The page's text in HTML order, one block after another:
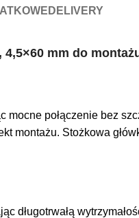
DELIVERY
mm do
połączenie bez
Stożkowa
długotrwałą